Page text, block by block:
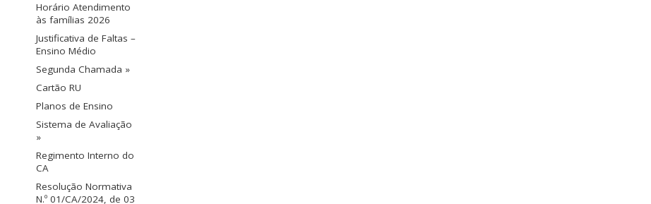
Horário Atendimento
às famílias 2026
Justificativa de Faltas –
Ensino Médio
Segunda Chamada »
Cartão RU
Planos de Ensino
Sistema de Avaliação
»
Regimento Interno do
CA
Resolução Normativa
N.º 01/CA/2024, de 03